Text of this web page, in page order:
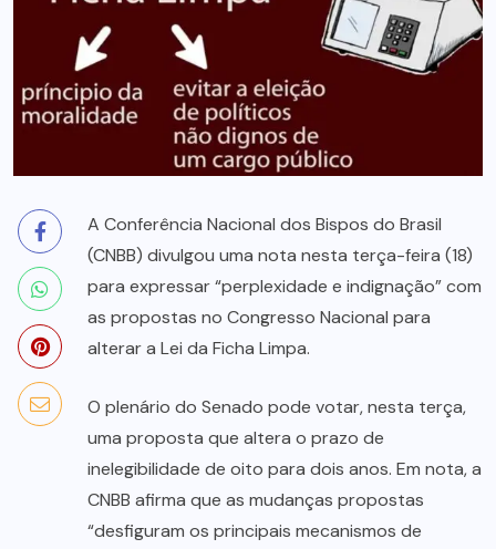
A Conferência Nacional dos Bispos do Brasil
(CNBB) divulgou uma nota nesta terça-feira (18)
para expressar “perplexidade e indignação” com
as propostas no Congresso Nacional para
alterar a Lei da Ficha Limpa.
O plenário do Senado pode votar, nesta terça,
uma proposta que altera o prazo de
inelegibilidade de oito para dois anos. Em nota, a
CNBB afirma que as mudanças propostas
“desfiguram os principais mecanismos de